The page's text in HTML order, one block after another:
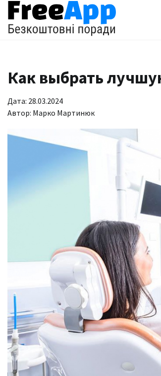
Перейти
до
вмісту
Как выбрать
Дата: 28.03.2024
Автор: Марко Мартинюк